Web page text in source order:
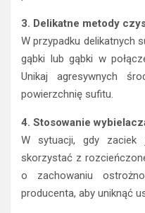
3. Delikatne metody
W przypadku delikatnych
gąbki lub gąbki w
Unikaj agresywnych
powierzchnię sufitu.
4. Stosowanie
W sytuacji, gdy zaciek
skorzystać z
o zachowaniu
producenta, aby uniknąć